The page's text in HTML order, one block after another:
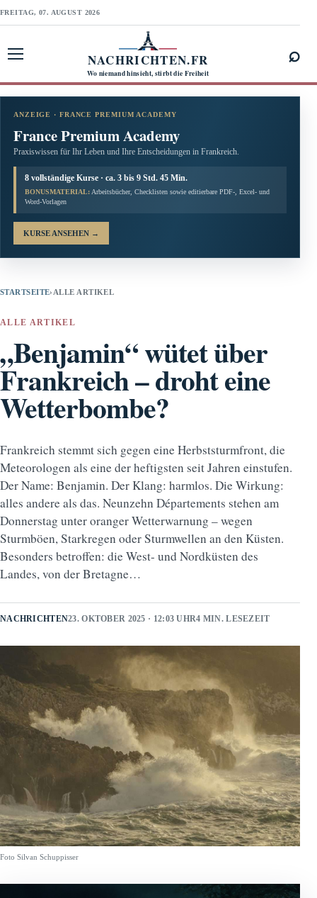
FREITAG, 07. AUGUST 2026
NACHRICHTEN.FR
Wo niemand hinsieht, stirbt die Freiheit
⌕
ANZEIGE · FRANCE PREMIUM ACADEMY
France Premium Academy
Praxiswissen für Ihr Leben und Ihre Entscheidungen in Frankreich.
8 vollständige Kurse · ca. 3 bis 9 Std. 45 Min.
BONUSMATERIAL: Arbeitsbücher, Checklisten sowie editierbare PDF-, Excel- und
Word-Vorlagen
KURSE ANSEHEN →
STARTSEITE› ALLE ARTIKEL
ALLE ARTIKEL
„Benjamin“ wütet über
Frankreich – droht eine
Wetterbombe?
Frankreich stemmt sich gegen eine Herbststurmfront, die
Meteorologen als eine der heftigsten seit Jahren einstufen.
Der Name: Benjamin. Der Klang: harmlos. Die Wirkung:
alles andere als das. Neunzehn Départements stehen am
Donnerstag unter oranger Wetterwarnung – wegen
Sturmböen, Starkregen oder Sturmwellen an den Küsten.
Besonders betroffen: die West- und Nordküsten des
Landes, von der Bretagne…
NACHRICHTEN23. OKTOBER 2025 · 12:03 UHR4 MIN. LESEZEIT
Foto Silvan Schuppisser